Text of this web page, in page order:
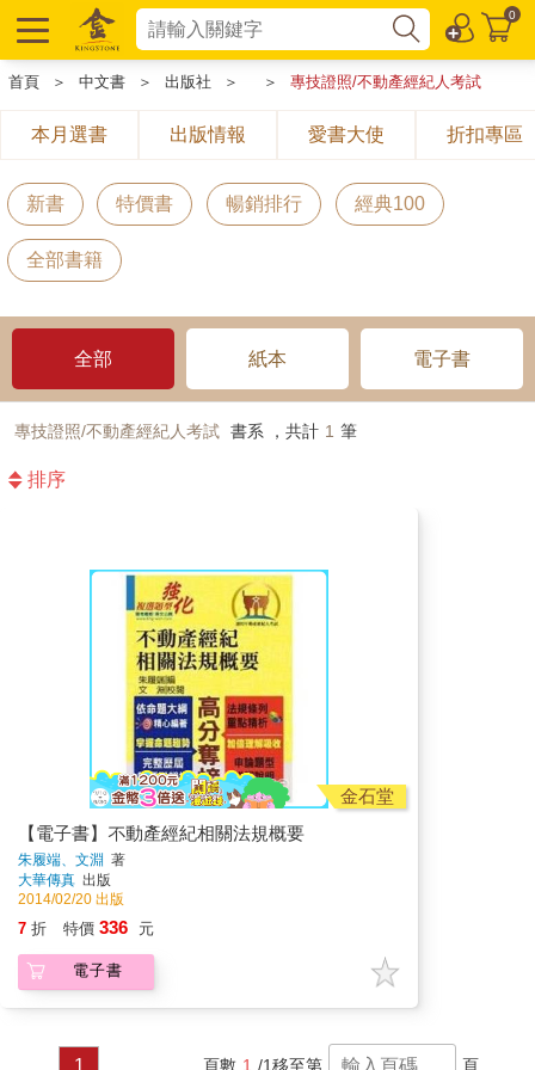
0
首頁 ＞ 中文書 ＞ 出版社 ＞ ＞ 專技證照/不動產經紀人考試
本月選書 出版情報 愛書大使 折扣專區
新書 特價書 暢銷排行 經典100
全部書籍
全部 紙本 電子書
專技證照/不動產經紀人考試 書系 ，共計 1 筆
排序
金石堂
【電子書】不動產經紀相關法規概要
朱履端、文淵 著
大華傳真 出版
2014/02/20 出版
7 折 特價 336 元
電子書
1 頁數 1 /1移至第 頁